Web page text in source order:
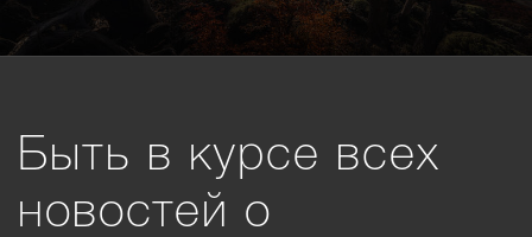
Быть в курсе всех
новостей о